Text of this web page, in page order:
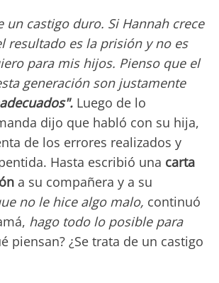
un castigo duro. Si Hannah crece
resultado es la prisión y no es
para mis hijos. Pienso que el
generación son justamente
Luego de lo
dijo que habló con su hija,
de los errores realizados y
Hasta escribió una carta
a su compañera y a su
no le hice algo malo, continuó
hago todo lo posible para
piensan? ¿Se trata de un castigo